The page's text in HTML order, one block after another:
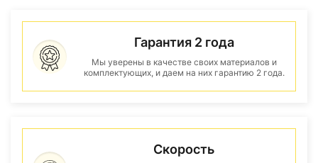
Гарантия 2 года
Мы уверены в качестве своих материалов и
комплектующих, и даем на них гарантию 2 года.
Скорость